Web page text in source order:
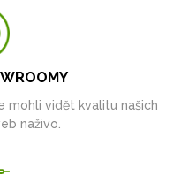
mohli vidět kvalitu našich
naživo.